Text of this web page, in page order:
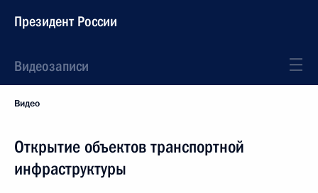
Президент России
Видеозаписи
Видео
Открытие объектов транспортной
инфраструктуры